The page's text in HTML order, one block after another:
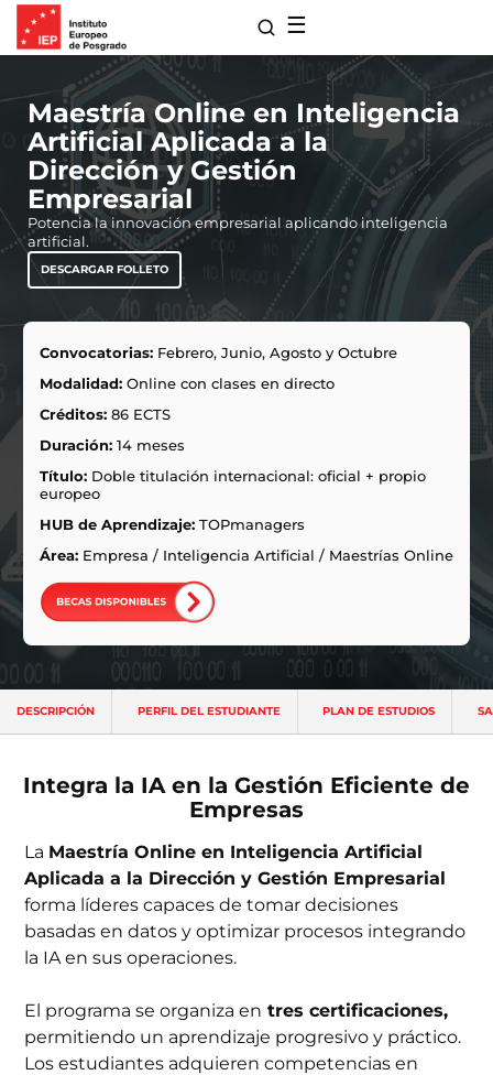
☰
Maestrías
de Extensión
Nosotros
Frecuentes
Maestría Online en Inteligencia
Artificial Aplicada a la
Dirección y Gestión
Empresarial
Potencia la innovación empresarial aplicando inteligencia
artificial.
DESCARGAR FOLLETO
Convocatorias:Febrero, Junio, Agosto y Octubre
Modalidad:Online con clases en directo
Créditos:86 ECTS
Duración:14 meses
Título:Doble titulación internacional: oficial + propio
europeo
HUB de Aprendizaje:TOPmanagers
Área: Empresa / Inteligencia Artificial / Maestrías Online
DESCRIPCIÓN PERFIL DEL ESTUDIANTE PLAN DE ESTUDIOS
Integra la IA en la Gestión Eficiente de
Empresas
La Maestría Online en Inteligencia Artificial
Aplicada a la Dirección y Gestión Empresarial
forma líderes capaces de tomar decisiones
basadas en datos y optimizar procesos integrando
la IA en sus operaciones.
El programa se organiza en tres certificaciones,
permitiendo un aprendizaje progresivo y práctico.
Los estudiantes adquieren competencias en